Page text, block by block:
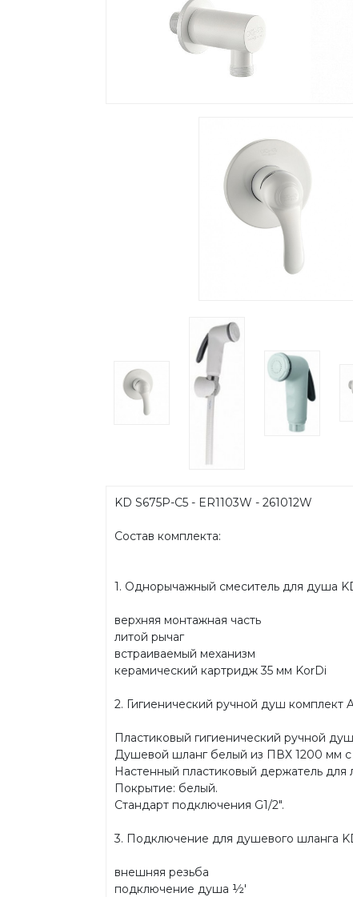
KD S675P-C5 - ER1103W - 261012W
Состав комплекта:
1. Однорычажный смеситель для душа
верхняя монтажная часть
литой рычаг
встраиваемый механизм
керамический картридж 35 мм KorDi
2. Гигиенический ручной душ комплект
Пластиковый гигиенический ручной
Душевой шланг белый из ПВХ 1200 мм с
Настенный пластиковый держатель для
Покрытие: белый.
Стандарт подключения G1/2".
3. Подключение для душевого шланга
внешняя резьба
подключение душа ½'